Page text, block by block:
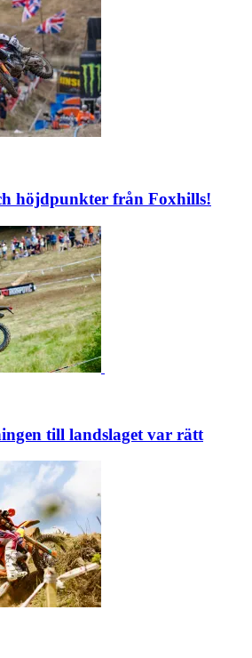
höjdpunkter från Foxhills!
till landslaget var rätt